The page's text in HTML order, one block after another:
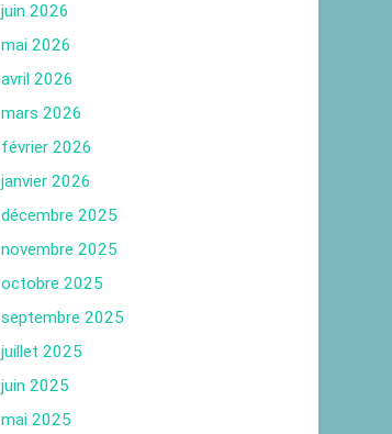
juin 2026
mai 2026
avril 2026
mars 2026
février 2026
janvier 2026
décembre 2025
novembre 2025
octobre 2025
septembre 2025
juillet 2025
juin 2025
mai 2025